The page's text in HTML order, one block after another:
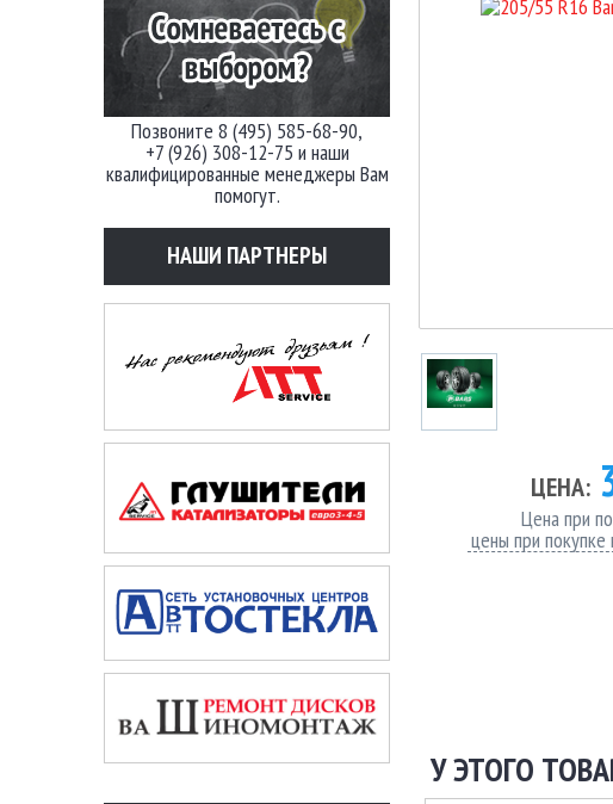
Позвоните 8 (495) 585-68-90,
+7 (926) 308-12-75 и наши
квалифицированные менеджеры Вам
помогут.
НАШИ ПАРТНЕРЫ
ЦЕНА:
Цена при
цены при покупке
У ЭТОГО